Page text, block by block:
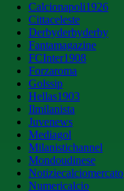
Calcionapoli1926
Cittaceleste
Derbyderbyderby
Fantamagazine
FCInter1908
Forzaroma
Golssip
Hellas1903
Ilmilanista
Juvenews
Mediagol
Milanistichannel
Mondoudinese
Notiziecalciomercato
Numericalcio